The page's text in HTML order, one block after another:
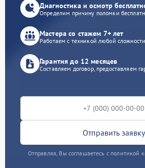
Диагностика и осмотр
Определим причину поломки
Мастера со стажем 7+ лет
Работаем с техникой любой сложности
Гарантия до 12 месяцев
Составляем договор, предоставляем
Отправить заявку
Отправляя, Вы соглашаетесь с политикой